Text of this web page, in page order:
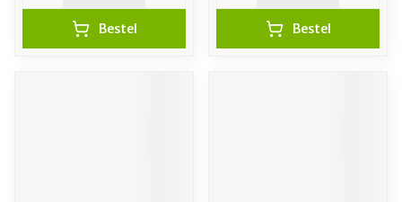
Bestel Bestel